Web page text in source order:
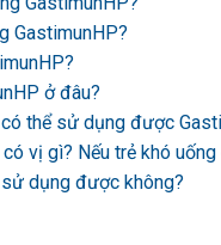
GastimunHP?
ở đâu?
thể sử dụng được
vị gì? Nếu trẻ khó
dụng được không?